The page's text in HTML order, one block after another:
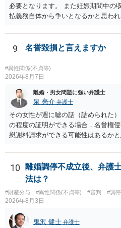
必要となります。 また妊娠期間中の
払義務自体から争いとなるかと思わ
相手に弁護士がついているというこ
かは別として一度ご自身も個別に弁
9 名誉毀損と言えますか
#異性関係(不貞等)
2026年8月7日
離婚・男女問題に強い弁護士
泉 亮介 弁護士
その女性が週に嘘の話（詰められた
の程度の証明ができる場合，名誉権
慰謝料請求ができる可能性はあるか
た方が良いでしょう。
10
離婚調停不成立後、弁護
法は？
#財産分与 #異性関係(不貞等) #審判 #調停
2026年8月3日
鬼沢 健士 弁護士